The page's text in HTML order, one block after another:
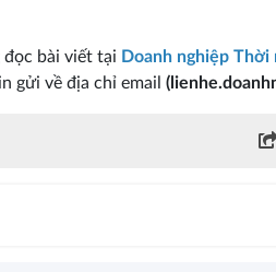
đọc bài viết tại Doanh nghiệp Thời
gửi về địa chỉ email